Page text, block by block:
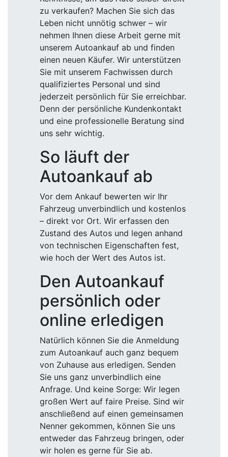
zu verkaufen? Machen Sie sich das
Leben nicht unnötig schwer – wir
nehmen Ihnen diese Arbeit gerne mit
unserem Autoankauf ab und finden
einen neuen Käufer. Wir unterstützen
Sie mit unserem Fachwissen durch
qualifiziertes Personal und sind
jederzeit persönlich für Sie erreichbar.
Denn der persönliche Kundenkontakt
und eine professionelle Beratung sind
uns sehr wichtig.
So läuft der
Autoankauf ab
Vor dem Ankauf bewerten wir Ihr
Fahrzeug unverbindlich und kostenlos
– direkt vor Ort. Wir erfassen den
Zustand des Autos und legen anhand
von technischen Eigenschaften fest,
wie hoch der Wert des Autos ist.
Den Autoankauf
persönlich oder
online erledigen
Natürlich können Sie die Anmeldung
zum Autoankauf auch ganz bequem
von Zuhause aus erledigen. Senden
Sie uns ganz unverbindlich eine
Anfrage. Und keine Sorge: Wir legen
großen Wert auf faire Preise. Sind wir
anschließend auf einen gemeinsamen
Nenner gekommen, können Sie uns
entweder das Fahrzeug bringen, oder
wir holen es gerne für Sie ab.